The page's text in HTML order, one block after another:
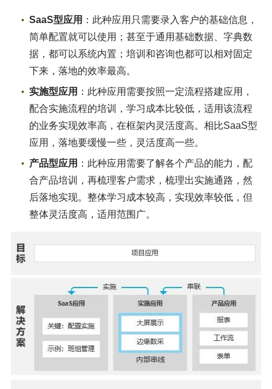
SaaS型应用 ：此种应用只需要录入客户的基础信息，
简单配置就可以使用；甚至于通用基础数据、字典数
据，都可以系统内置；培训和咨询也都可以相对固定
下来，落地的效率最高。
实施型应用 ：此种应用需要按照一定流程搭建应用，
配合实施流程的培训，学习成本比较低，适用该流程
的业务实现效率高，在框架内灵活度高。相比SaaS型
应用，落地要缓慢一些，灵活度高一些。
产品型应用 ：此种应用需要了解各个产品的能力，配
合产品培训，再梳理客户需求，梳理出实施通路，然
后落地实现。整体学习成本较高，实现效率较低，但
整体灵活度高，适用范围广。